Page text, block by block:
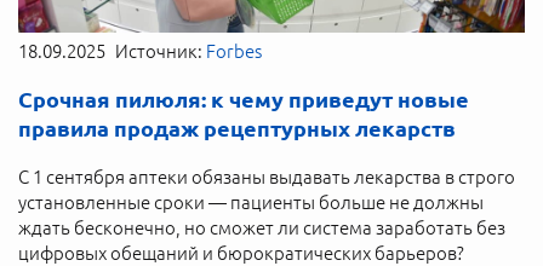
18.09.2025 Источник: Forbes
Срочная пилюля: к чему приведут новые
правила продаж рецептурных лекарств
С 1 сентября аптеки обязаны выдавать лекарства в строго
установленные сроки — пациенты больше не должны
ждать бесконечно, но сможет ли система заработать без
цифровых обещаний и бюрократических барьеров?